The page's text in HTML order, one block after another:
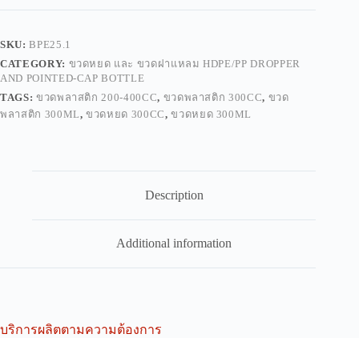
SKU:BPE25.1
CATEGORY: ขวดหยด และ ขวดฝาแหลม HDPE/PP DROPPER
AND POINTED-CAP BOTTLE
TAGS: ขวดพลาสติก 200-400CC, ขวดพลาสติก 300CC, ขวด
พลาสติก 300ML,ขวดหยด 300CC,ขวดหยด 300ML
Description
Additional information
บริการผลิตตามความต้องการ